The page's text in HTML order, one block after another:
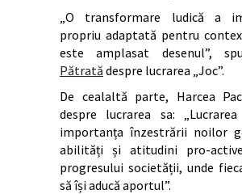
„O transformare ludică a
propriu adaptată pentru
este amplasat desenul”,
Pătrată despre lucrarea „Joc”.
De cealaltă parte, Harcea
despre lucrarea sa:
importanța înzestrării noilor
abilități și atitudini pro-
progresului societății, unde
să își aducă aportul”.